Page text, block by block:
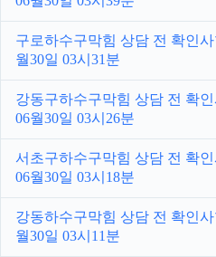
구로하수구막힘 상담 전 확인사
월30일 03시31분
강동구하수구막힘 상담 전 확인
06월30일 03시26분
서초구하수구막힘 상담 전 확인
06월30일 03시18분
강동하수구막힘 상담 전 확인사
월30일 03시11분